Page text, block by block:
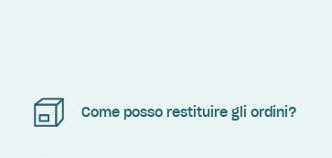
Come posso restituire gli ordini?